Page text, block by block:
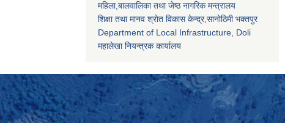
महिला,बालवालिका तथा जेष्ठ नागरिक मन्त्रालय
शिक्षा तथा मानव श्राेत विकास केन्द्र,सानाेठिमी भक्तपुर
Department of Local Infrastructure, Doli
महालेखा नियन्त्रक कार्यालय